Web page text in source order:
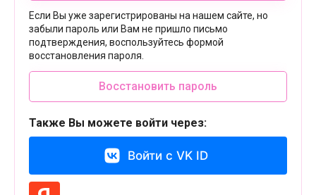
Если Вы уже зарегистрированы на нашем сайте, но
забыли пароль или Вам не пришло письмо
подтверждения, воспользуйтесь формой
восстановления пароля.
Восстановить пароль
Также Вы можете войти через:
Войти с VK ID